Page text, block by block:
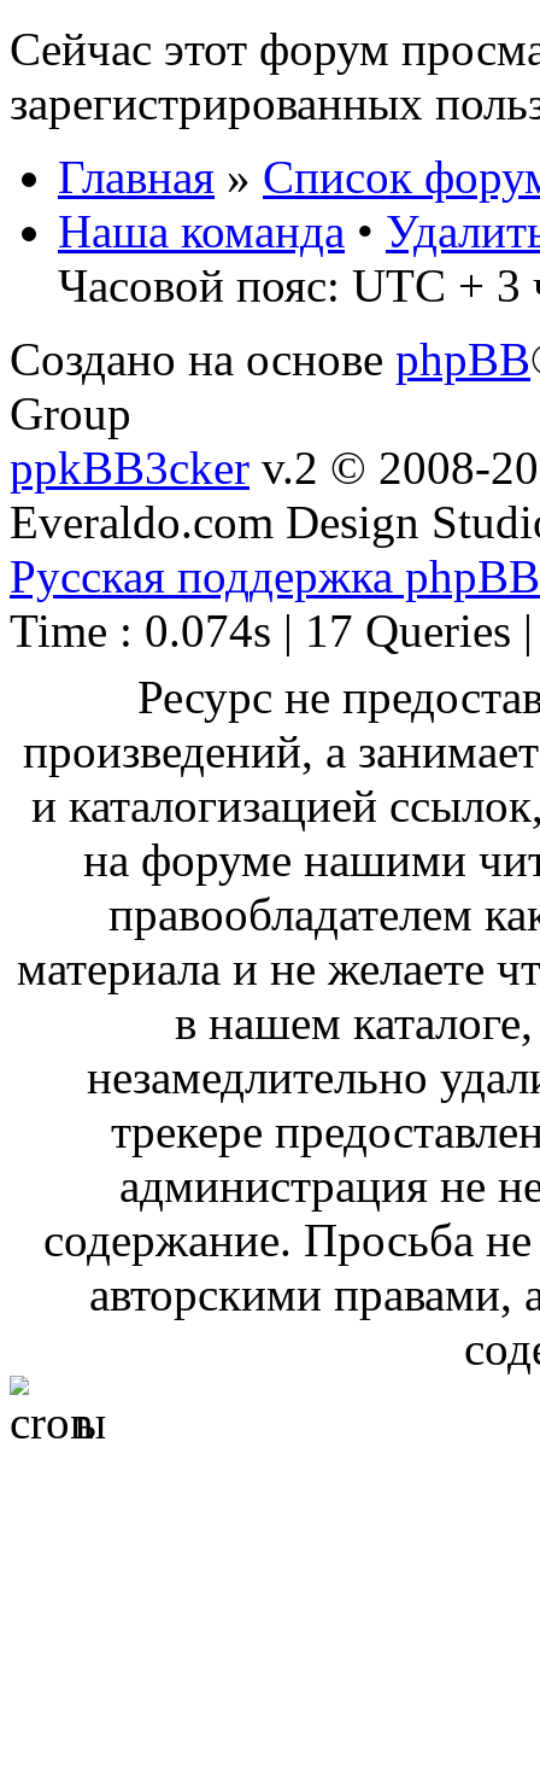
Сейчас этот форум
зарегистрированных
Главная » Список
Наша команда •
Часовой пояс: UTC + 3
Создано на основе phpBB
Group
ppkBB3cker v.2 © 2008-
Everaldo.com Design
Русская поддержка phpBB
Time : 0.074s | 17 Queries
Ресурс не
произведений, а
и каталогизацией
на форуме нашими
правообладателем
материала и не желаете
в нашем
незамедлительно
трекере
администрация не
содержание. Просьба
авторскими правами,
ы